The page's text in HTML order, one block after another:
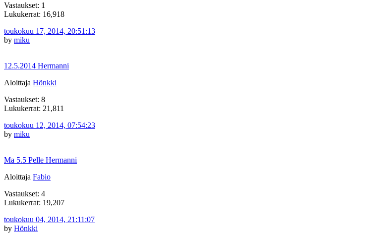
Vastaukset: 1
Lukukerrat: 16,918
toukokuu 17, 2014, 20:51:13
by miku
12.5.2014 Hermanni
Aloittaja Hönkki
Vastaukset: 8
Lukukerrat: 21,811
toukokuu 12, 2014, 07:54:23
by miku
Ma 5.5 Pelle Hermanni
Aloittaja Fabio
Vastaukset: 4
Lukukerrat: 19,207
toukokuu 04, 2014, 21:11:07
by Hönkki